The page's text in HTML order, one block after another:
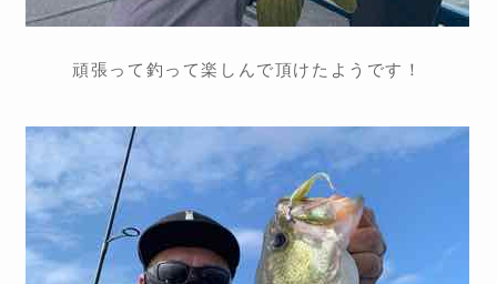
頑張って釣って楽しんで頂けたようです！